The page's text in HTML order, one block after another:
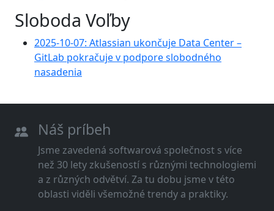
Sloboda Voľby
2025-10-07: Atlassian ukončuje Data Center –
GitLab pokračuje v podpore slobodného
nasadenia
Náš príbeh
Jsme zavedená softwarová společnost s více
než 30 lety zkušeností s různými technologiemi
a z různých odvětví. Za tu dobu jsme v této
oblasti viděli všemožné trendy a praktiky.